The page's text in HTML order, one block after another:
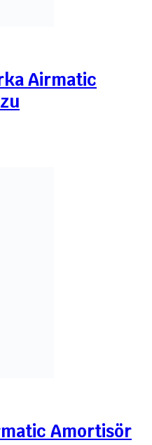
Airmatic
Amortisör